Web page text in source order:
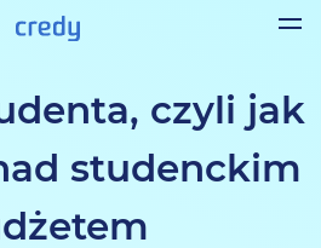
czyli jak
studenckim